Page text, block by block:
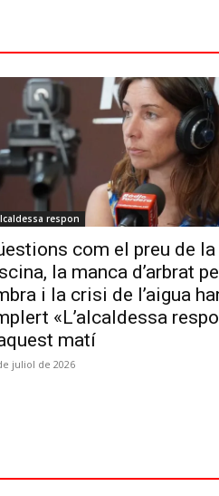
respon
com el preu de la
la manca d’arbrat
i la crisi de l’aigua
«L’alcaldessa
matí
juliol de 2026